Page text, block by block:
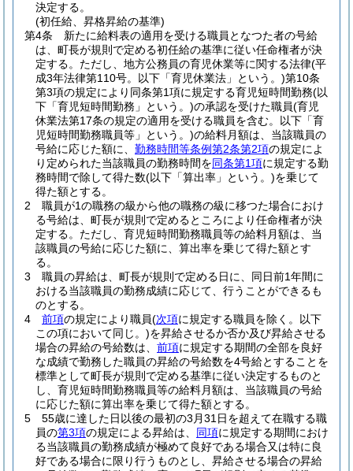
決定する。
(初任給、昇格昇給の基準)
第4条
新たに給料表の適用を受ける職員となつた者の号給
は、町長が規則で定める初任給の基準に従い任命権者が決
定する。 ただし、地方公務員の育児休業等に関する法律(平
成3年法律第110号。以下「育児休業法」という。)第10条
第3項の規定により同条第1項に規定する育児短時間勤務(以
下「育児短時間勤務」という。)の承認を受けた職員(育児
休業法第17条の規定の適用を受ける職員を含む。以下「育
児短時間勤務職員等」という。)の給料月額は、当該職員の
号給に応じた額に、 勤務時間等条例第2条第2項の規定によ
り定められた当該職員の勤務時間を同条第1項に規定する勤
務時間で除して得た数(以下「算出率」という。)を乗じて
得た額とする。
2
職員が1の職務の級から他の職務の級に移つた場合におけ
る号給は、町長が規則で定めるところにより任命権者が決
定する。 ただし、育児短時間勤務職員等の給料月額は、当
該職員の号給に応じた額に、算出率を乗じて得た額とす
る。
3
職員の昇給は、町長が規則で定める日に、同日前1年間に
おける当該職員の勤務成績に応じて、行うことができるも
のとする。
4
前項の規定により職員(次項に規定する職員を除く。以下
この項において同じ。)を昇給させるか否か及び昇給させる
場合の昇給の号給数は、 前項に規定する期間の全部を良好
な成績で勤務した職員の昇給の号給数を4号給とすることを
標準として町長が規則で定める基準に従い決定するものと
し、育児短時間勤務職員等の給料月額は、当該職員の号給
に応じた額に算出率を乗じて得た額とする。
5
55歳に達した日以後の最初の3月31日を超えて在職する職
員の第3項の規定による昇給は、 同項に規定する期間におけ
る当該職員の勤務成績が極めて良好である場合又は特に良
好である場合に限り行うものとし、昇給させる場合の昇給